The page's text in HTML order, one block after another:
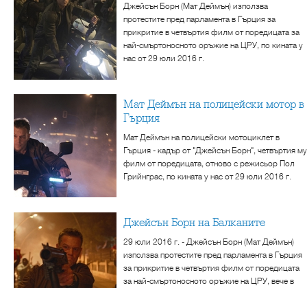
Джейсън Борн (Мат Деймън) използва
протестите пред парламента в Гърция за
прикритие в четвъртия филм от поредицата за
най-смъртоносното оръжие на ЦРУ, по кината у
нас от 29 юли 2016 г.
Мат Деймън на полицейски мотор в
Гърция
Мат Деймън на полицейски мотоциклет в
Гърция - кадър от "Джейсън Борн", четвъртия му
филм от поредицата, отново с режисьор Пол
Грийнграс, по кината у нас от 29 юли 2016 г.
Джейсън Борн на Балканите
29 юли 2016 г. - Джейсън Борн (Мат Деймън)
използва протестите пред парламента в Гърция
за прикритие в четвъртия филм от поредицата
за най-смъртоносното оръжие на ЦРУ, вече в